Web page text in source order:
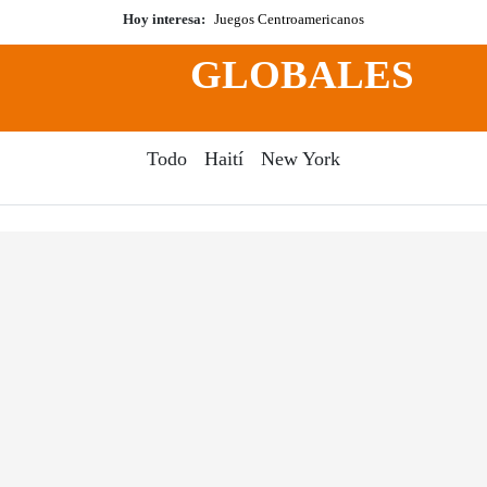
Hoy interesa: Juegos Centroamericanos
GLOBALES
Todo Haití New York